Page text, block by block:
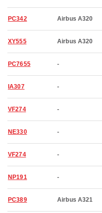
PC342 Airbus A320
XY555 Airbus A320
PC7655 -
IA307 -
VF274 -
NE330 -
VF274 -
NP191 -
PC389 Airbus A321